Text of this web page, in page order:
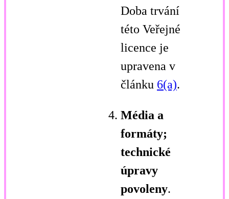
Doba trvání
této Veřejné
licence je
upravena v
článku 6(a).
Média a
formáty;
technické
úpravy
povoleny.